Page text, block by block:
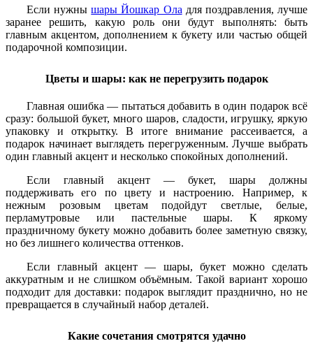
Если нужнышары Йошкар Ола для поздравления, лучше
заранее решить, какую роль они будут выполнять: быть
главным акцентом, дополнением к букету или частью общей
подарочной композиции.
Цветы и шары: как не перегрузить подарок
Главная ошибка — пытаться добавить в один подарок всё
сразу: большой букет, много шаров, сладости, игрушку, яркую
упаковку и открытку. В итоге внимание рассеивается, а
подарок начинает выглядеть перегруженным. Лучше выбрать
один главный акцент и несколько спокойных дополнений.
Если главный акцент — букет, шары должны
поддерживать его по цвету и настроению. Например, к
нежным розовым цветам подойдут светлые, белые,
перламутровые или пастельные шары. К яркому
праздничному букету можно добавить более заметную связку,
но без лишнего количества оттенков.
Если главный акцент — шары, букет можно сделать
аккуратным и не слишком объёмным. Такой вариант хорошо
подходит для доставки: подарок выглядит празднично, но не
превращается в случайный набор деталей.
Какие сочетания смотрятся удачно